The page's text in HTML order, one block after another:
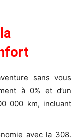
sans vous
à 0% et d’un
000 km, incluant
avec la 308.